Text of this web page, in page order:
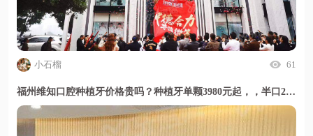
小石榴 61
福州维知口腔种植牙价格贵吗？种植牙单颗3980元起，，半口29800元起，技术靠谱地址明确，甜伊严选小程序值得放心选择